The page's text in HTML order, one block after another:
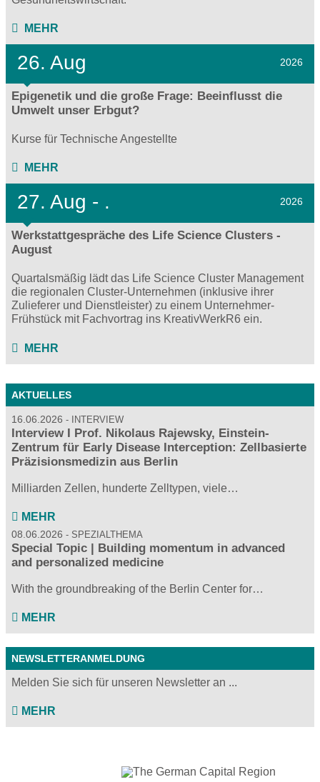
MEHR
26. Aug 2026
Epigenetik und die große Frage: Beeinflusst die
Umwelt unser Erbgut?
Kurse für Technische Angestellte
MEHR
27. Aug - . 2026
Werkstattgespräche des Life Science Clusters -
August
Quartalsmäßig lädt das Life Science Cluster Management
die regionalen Cluster-Unternehmen (inklusive ihrer
Zulieferer und Dienstleister) zu einem Unternehmer-
Frühstück mit Fachvortrag ins KreativWerkR6 ein.
MEHR
AKTUELLES
16.06.2026 INTERVIEW
Interview I Prof. Nikolaus Rajewsky, Einstein-
Zentrum für Early Disease Interception: Zellbasierte
Präzisionsmedizin aus Berlin
Milliarden Zellen, hunderte Zelltypen, viele…
MEHR
08.06.2026 SPEZIALTHEMA
Special Topic | Building momentum in advanced
and personalized medicine
With the groundbreaking of the Berlin Center for…
MEHR
NEWSLETTERANMELDUNG
Melden Sie sich für unseren Newsletter an ...
MEHR